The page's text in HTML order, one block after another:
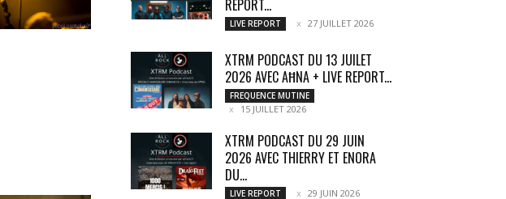
REPORT...
LIVE REPORT 27 JUILLET 2026
XTRM PODCAST DU 13 JUILET
2026 AVEC AĦNA + LIVE REPORT...
FREQUENCE MUTINE
15 JUILLET 2026
XTRM PODCAST DU 29 JUIN
2026 AVEC THIERRY ET ENORA
DU...
LIVE REPORT 29 JUIN 2026